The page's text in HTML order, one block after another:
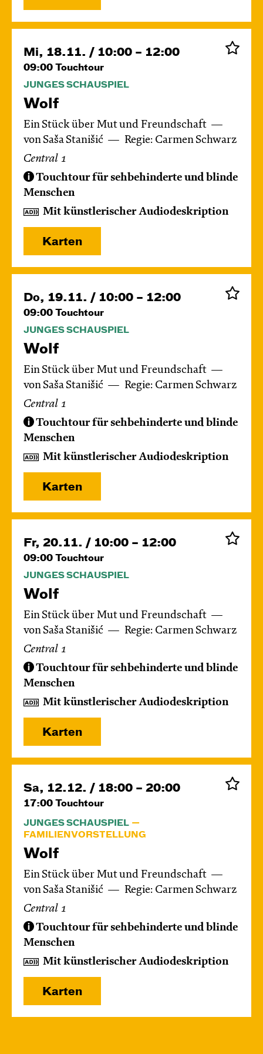
Mi, 18.11. / 10:00 – 12:00
09:00 Touchtour
JUNGES SCHAUSPIEL
Wolf
Ein Stück über Mut und Freundschaft
von Saša Stanišić
Regie: Carmen Schwarz
Central 1
Touchtour für sehbehinderte und blinde
Menschen
Mit künstlerischer Audiodeskription
Karten
Do, 19.11. / 10:00 – 12:00
09:00 Touchtour
JUNGES SCHAUSPIEL
Wolf
Ein Stück über Mut und Freundschaft
von Saša Stanišić
Regie: Carmen Schwarz
Central 1
Touchtour für sehbehinderte und blinde
Menschen
Mit künstlerischer Audiodeskription
Karten
Fr, 20.11. / 10:00 – 12:00
09:00 Touchtour
JUNGES SCHAUSPIEL
Wolf
Ein Stück über Mut und Freundschaft
von Saša Stanišić
Regie: Carmen Schwarz
Central 1
Touchtour für sehbehinderte und blinde
Menschen
Mit künstlerischer Audiodeskription
Karten
Sa, 12.12. / 18:00 – 20:00
17:00 Touchtour
JUNGES SCHAUSPIEL
FAMILIENVORSTELLUNG
Wolf
Ein Stück über Mut und Freundschaft
von Saša Stanišić
Regie: Carmen Schwarz
Central 1
Touchtour für sehbehinderte und blinde
Menschen
Mit künstlerischer Audiodeskription
Karten